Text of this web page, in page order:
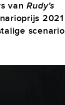
vanRudy’s
2021
scenario